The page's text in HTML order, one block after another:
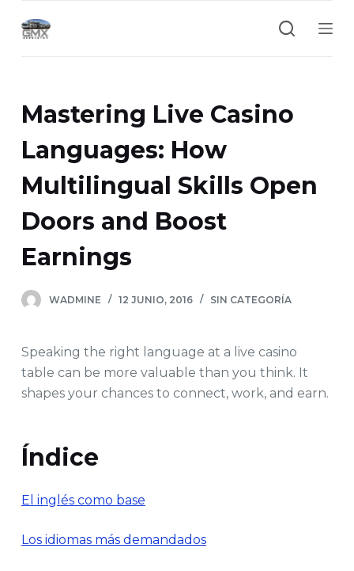
a
e
o
Mastering Live Casino
Languages: How
Multilingual Skills Open
Doors and Boost
Earnings
WADMINE 12 JUNIO, 2016 SIN CATEGORÍA
Speaking the right language at a live casino
table can be more valuable than you think. It
shapes your chances to connect, work, and earn.
Índice
El inglés como base
Los idiomas más demandados